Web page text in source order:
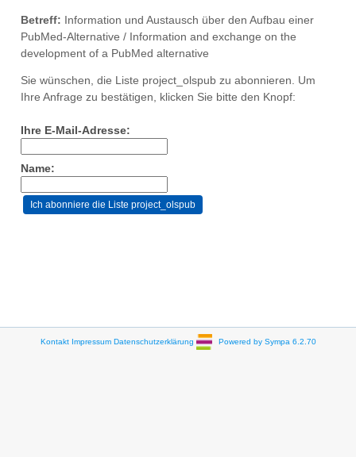
Betreff: Information und Austausch über den Aufbau einer
PubMed-Alternative / Information and exchange on the
development of a PubMed alternative
Sie wünschen, die Liste project_olspub zu abonnieren. Um
Ihre Anfrage zu bestätigen, klicken Sie bitte den Knopf:
Ihre E-Mail-Adresse:
Name:
Kontakt Impressum Datenschutzerklärung Powered by Sympa 6.2.70